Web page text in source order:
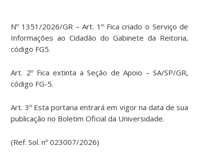
Nº 1351/2026/GR – Art. 1º Fica criado o Serviço de
Informações ao Cidadão do Gabinete da Reitoria,
código FG5.
Art. 2º Fica extinta a Seção de Apoio – SA/SP/GR,
código FG-5.
Art. 3º Esta portaria entrará em vigor na data de sua
publicação no Boletim Oficial da Universidade.
(Ref. Sol. nº 023007/2026)